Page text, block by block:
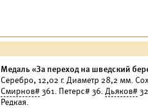
Медаль «За переход на шведский
Серебро, 12,02 г. Диаметр 28,2 мм.
Смирнов#361. Петерс# 36. Дьяков#
Редкая.